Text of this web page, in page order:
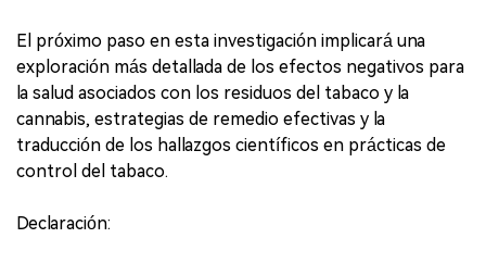
El próximo paso en esta investigación implicará una
exploración más detallada de los efectos negativos para
la salud asociados con los residuos del tabaco y la
cannabis, estrategias de remedio efectivas y la
traducción de los hallazgos científicos en prácticas de
control del tabaco.
Declaración: